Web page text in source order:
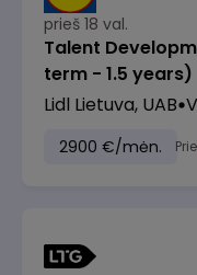
prieš 18 val.
Talent
term - 1.5 years)
Lidl Lietuva, UAB
2900 €/mėn.